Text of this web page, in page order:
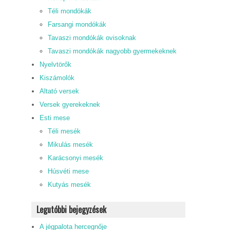
Téli mondókák
Farsangi mondókák
Tavaszi mondókák ovisoknak
Tavaszi mondókák nagyobb gyermekeknek
Nyelvtörők
Kiszámolók
Altató versek
Versek gyerekeknek
Esti mese
Téli mesék
Mikulás mesék
Karácsonyi mesék
Húsvéti mese
Kutyás mesék
Legutóbbi bejegyzések
A jégpalota hercegnője